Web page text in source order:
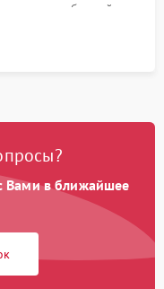
вибраций,
под корпусом.
Вами в ближайшее